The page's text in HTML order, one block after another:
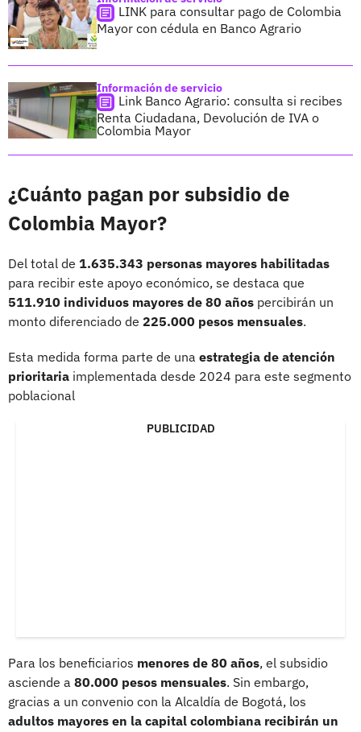
LINK para consultar pago de Colombia
Mayor con cédula en Banco Agrario
Información de servicio
Link Banco Agrario: consulta si recibes
Renta Ciudadana, Devolución de IVA o
Colombia Mayor
¿Cuánto pagan por subsidio de
Colombia Mayor?
Del total de 1.635.343 personas mayores habilitadas
para recibir este apoyo económico, se destaca que
511.910 individuos mayores de 80 años percibirán un
monto diferenciado de 225.000 pesos mensuales.
Esta medida forma parte de una estrategia de atención
prioritaria implementada desde 2024 para este segmento
poblacional
PUBLICIDAD
Para los beneficiarios menores de 80 años, el subsidio
asciende a 80.000 pesos mensuales. Sin embargo,
gracias a un convenio con la Alcaldía de Bogotá, los
adultos mayores en la capital colombiana recibirán un